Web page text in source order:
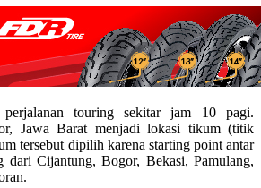
perjalanan touring sekitar jam 10 pagi.
Jawa Barat menjadi lokasi tikum (titik
tersebut dipilih karena starting point antar
dari Cijantung, Bogor, Bekasi, Pamulang,